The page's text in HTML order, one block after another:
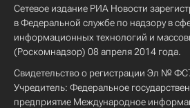
Сетевое издание РИА Новости
в Федеральной службе по надзору в
информационных технологий и
(Роскомнадзор) 08 апреля 2014 года.
Свидетельство о регистрации Эл №
Учредитель: Федеральное
предприятие Международное